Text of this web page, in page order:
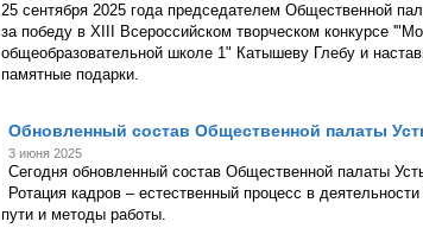
25 сентября 2025 года председателем Общественной
за победу в XIII Всероссийском творческом конкурсе
общеобразовательной школе 1" Катышеву Глебу и
памятные подарки.
Обновленный состав Общественной палаты
3 июня 2025
Сегодня обновленный состав Общественной палаты
Ротация кадров – естественный процесс в
пути и методы работы.